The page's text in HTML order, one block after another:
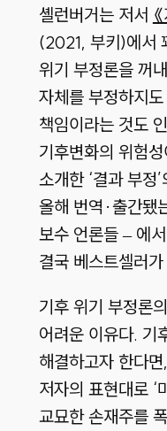
셸런버거는 저서
(2021, 부키)에서
위기 부정론을 꺼
자체를 부정하지
책임이라는 것도
기후변화의 위험
소개한 ‘결과 부정
올해 번역·출간됐
보수 언론들– 에
결국 베스트셀러
기후 위기 부정론
어려운 이유다. 기
해결하고자 한다면,
저자의 표현대로 ‘
교묘한 손재주를